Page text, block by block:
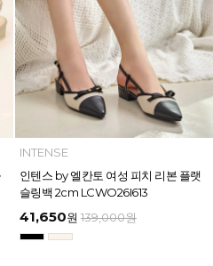
INTENSE
인텐스 by 엘칸토 여성 피치 리본 플랫
슬링백 2cm LCWO26I613
41,650원 139,000원